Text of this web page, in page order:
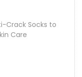
Crack Socks to
Care